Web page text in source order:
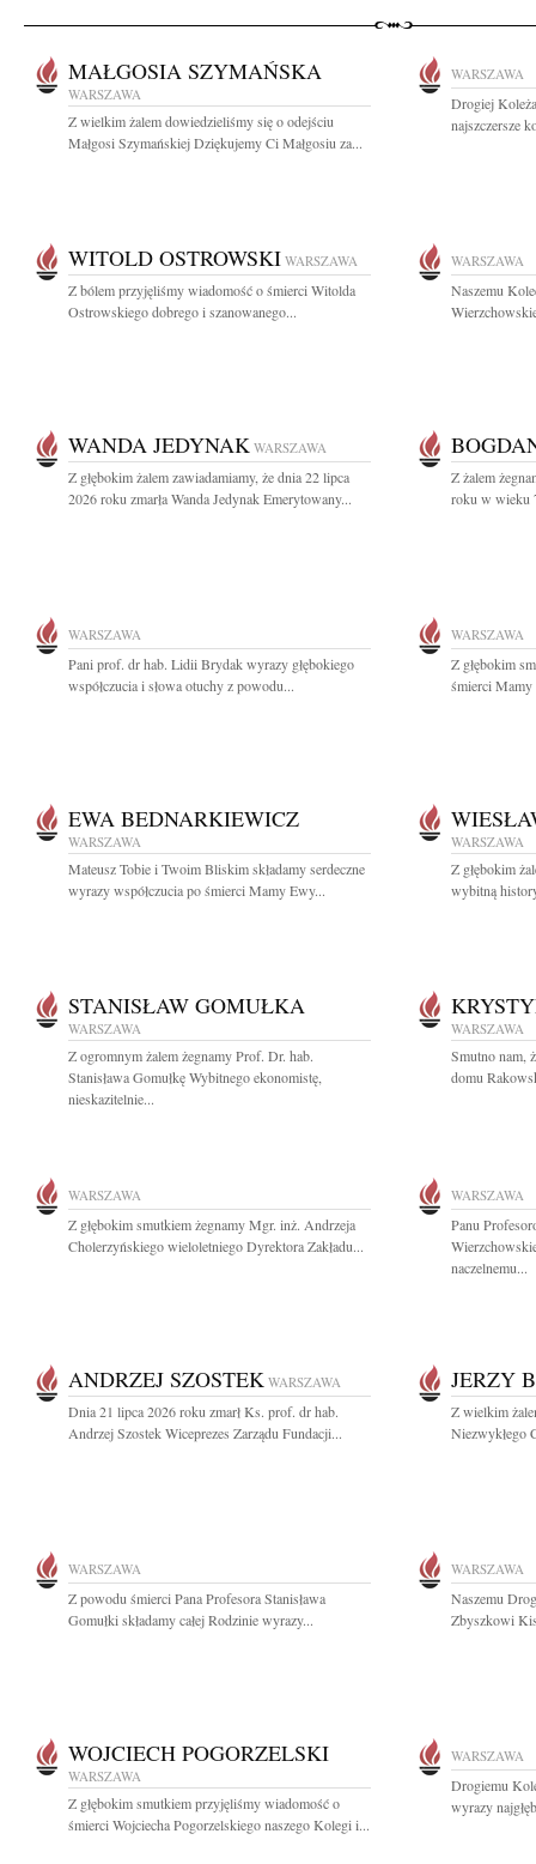
MAŁGOSIA SZYMAŃSKA
WARSZAWA
Z wielkim żalem dowiedzieliśmy się o odejściu
Małgosi Szymańskiej Dziękujemy Ci Małgosiu za...
WARSZAWA
Drogiej
najszczersze
WITOLD OSTROWSKI WARSZAWA
Z bólem przyjęliśmy wiadomość o śmierci Witolda
Ostrowskiego dobrego i szanowanego...
WARSZAWA
Naszemu
WANDA JEDYNAK WARSZAWA
Z głębokim żalem zawiadamiamy, że dnia 22 lipca
2026 roku zmarła Wanda Jedynak Emerytowany...
Z żalem
roku w wieku
WARSZAWA
Pani prof. dr hab. Lidii Brydak wyrazy głębokiego
współczucia i słowa otuchy z powodu...
WARSZAWA
Z głębokim
śmierci
EWA BEDNARKIEWICZ
WARSZAWA
Mateusz Tobie i Twoim Bliskim składamy serdeczne
wyrazy współczucia po śmierci Mamy Ewy...
WARSZAWA
Z głębokim
wybitną
STANISŁAW GOMUŁKA
WARSZAWA
Z ogromnym żalem żegnamy Prof. Dr. hab.
Stanisława Gomułkę Wybitnego ekonomistę,
nieskazitelnie...
WARSZAWA
Smutno nam,
domu
WARSZAWA
Z głębokim smutkiem żegnamy Mgr. inż. Andrzeja
Cholerzyńskiego wieloletniego Dyrektora Zakładu...
WARSZAWA
Panu
naczelnemu...
ANDRZEJ SZOSTEK WARSZAWA
Dnia 21 lipca 2026 roku zmarł Ks. prof. dr hab.
Andrzej Szostek Wiceprezes Zarządu Fundacji...
JERZY
Z wielkim
Niezwykłego
WARSZAWA
Z powodu śmierci Pana Profesora Stanisława
Gomułki składamy całej Rodzinie wyrazy...
WARSZAWA
Naszemu
Zbyszkowi
WOJCIECH POGORZELSKI
WARSZAWA
Z głębokim smutkiem przyjęliśmy wiadomość o
śmierci Wojciecha Pogorzelskiego naszego Kolegi i...
WARSZAWA
Drogiemu
wyrazy